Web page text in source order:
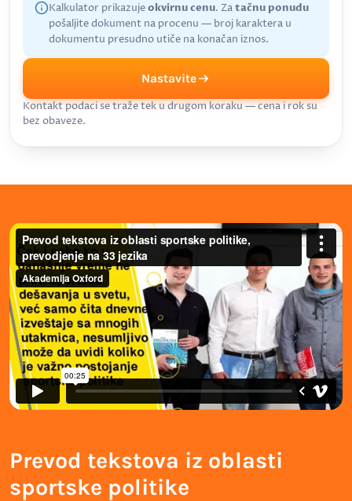
Kalkulator prikazujeokvirnu cenu. Zatačnu ponudu
pošaljite dokument na procenu — broj karaktera u
dokumentu presudno utiče na konačan iznos.
Nastavite
Kontakt podaci se traže tek u drugom koraku — cena i rok su
bez obaveze.
Prevod tekstova iz oblasti
sportske politike